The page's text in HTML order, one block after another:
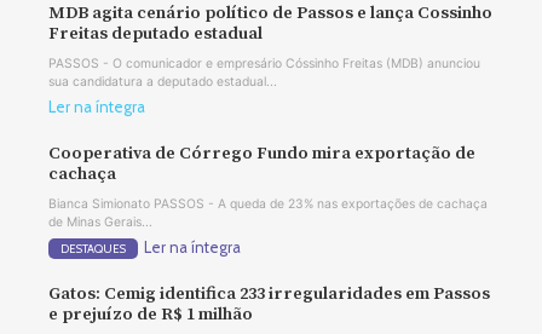
MDB agita cenário político de Passos e lança Cossinho
Freitas deputado estadual
PASSOS - O comunicador e empresário Cóssinho Freitas (MDB) anunciou
sua candidatura a deputado estadual...
Ler na íntegra
Cooperativa de Córrego Fundo mira exportação de
cachaça
Bianca Simionato PASSOS - A queda de 23% nas exportações de cachaça
de Minas Gerais...
DESTAQUES Ler na íntegra
Gatos: Cemig identifica 233 irregularidades em Passos
e prejuízo de R$ 1 milhão